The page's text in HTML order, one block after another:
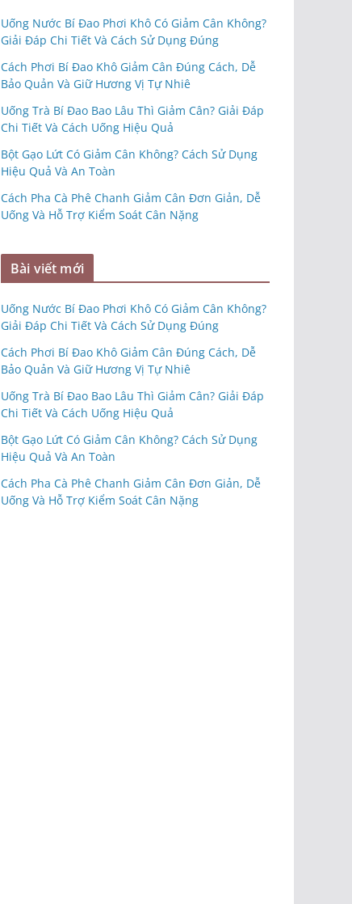
Uống Nước Bí Đao Phơi Khô Có Giảm Cân Không?
Giải Đáp Chi Tiết Và Cách Sử Dụng Đúng
Cách Phơi Bí Đao Khô Giảm Cân Đúng Cách, Dễ
Bảo Quản Và Giữ Hương Vị Tự Nhiê
Uống Trà Bí Đao Bao Lâu Thì Giảm Cân? Giải Đáp
Chi Tiết Và Cách Uống Hiệu Quả
Bột Gạo Lứt Có Giảm Cân Không? Cách Sử Dụng
Hiệu Quả Và An Toàn
Cách Pha Cà Phê Chanh Giảm Cân Đơn Giản, Dễ
Uống Và Hỗ Trợ Kiểm Soát Cân Nặng
Bài viết mới
Uống Nước Bí Đao Phơi Khô Có Giảm Cân Không?
Giải Đáp Chi Tiết Và Cách Sử Dụng Đúng
Cách Phơi Bí Đao Khô Giảm Cân Đúng Cách, Dễ
Bảo Quản Và Giữ Hương Vị Tự Nhiê
Uống Trà Bí Đao Bao Lâu Thì Giảm Cân? Giải Đáp
Chi Tiết Và Cách Uống Hiệu Quả
Bột Gạo Lứt Có Giảm Cân Không? Cách Sử Dụng
Hiệu Quả Và An Toàn
Cách Pha Cà Phê Chanh Giảm Cân Đơn Giản, Dễ
Uống Và Hỗ Trợ Kiểm Soát Cân Nặng